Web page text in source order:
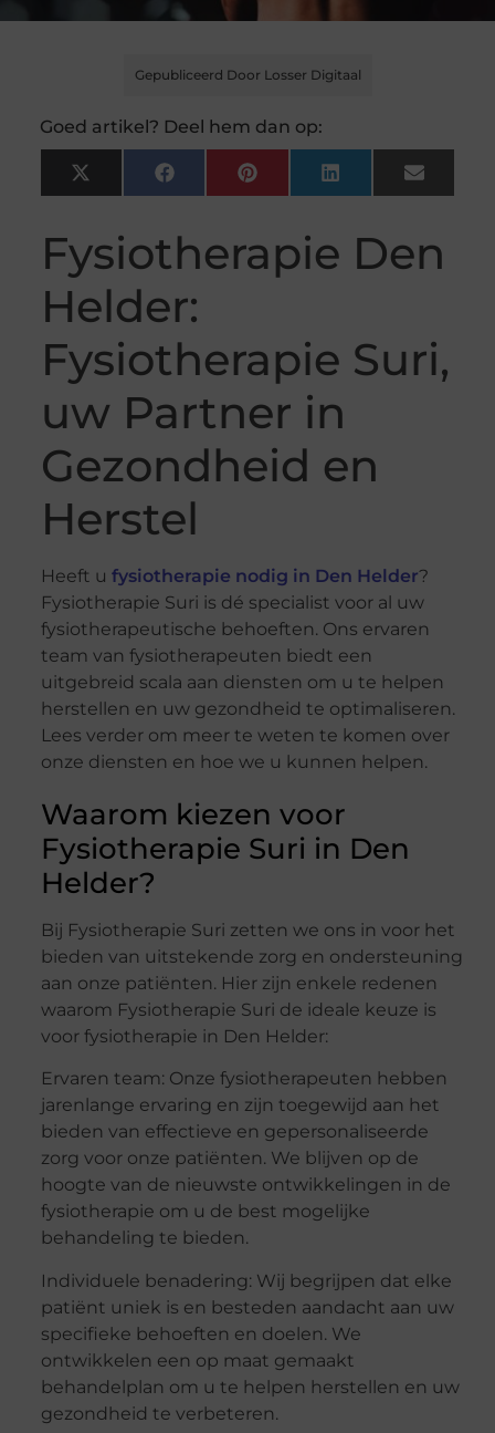
Gepubliceerd Door Losser Digitaal
Goed artikel? Deel hem dan op:
X
(Twitter)
FacebookPinterest LinkedIn Email
Fysiotherapie Den
Helder:
Fysiotherapie Suri,
uw Partner in
Gezondheid en
Herstel
Heeft u fysiotherapie nodig in Den Helder?
Fysiotherapie Suri is dé specialist voor al uw
fysiotherapeutische behoeften. Ons ervaren
team van fysiotherapeuten biedt een
uitgebreid scala aan diensten om u te helpen
herstellen en uw gezondheid te optimaliseren.
Lees verder om meer te weten te komen over
onze diensten en hoe we u kunnen helpen.
Waarom kiezen voor
Fysiotherapie Suri in Den
Helder?
Bij Fysiotherapie Suri zetten we ons in voor het
bieden van uitstekende zorg en ondersteuning
aan onze patiënten. Hier zijn enkele redenen
waarom Fysiotherapie Suri de ideale keuze is
voor fysiotherapie in Den Helder:
Ervaren team: Onze fysiotherapeuten hebben
jarenlange ervaring en zijn toegewijd aan het
bieden van effectieve en gepersonaliseerde
zorg voor onze patiënten. We blijven op de
hoogte van de nieuwste ontwikkelingen in de
fysiotherapie om u de best mogelijke
behandeling te bieden.
Individuele benadering: Wij begrijpen dat elke
patiënt uniek is en besteden aandacht aan uw
specifieke behoeften en doelen. We
ontwikkelen een op maat gemaakt
behandelplan om u te helpen herstellen en uw
gezondheid te verbeteren.